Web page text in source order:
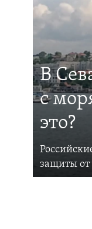
В
с
это?
защиты от